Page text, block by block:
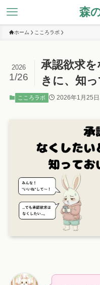
森
ホーム こころラボ
承認欲求
きに、知
2026
1/26
こころラボ 2026年1月25日